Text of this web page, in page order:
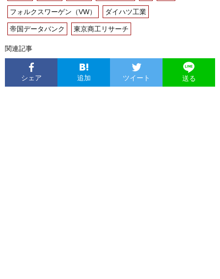
フォルクスワーゲン（VW） ダイハツ工業
帝国データバンク 東京商工リサーチ
関連記事
シェア 追加 ツイート 送る